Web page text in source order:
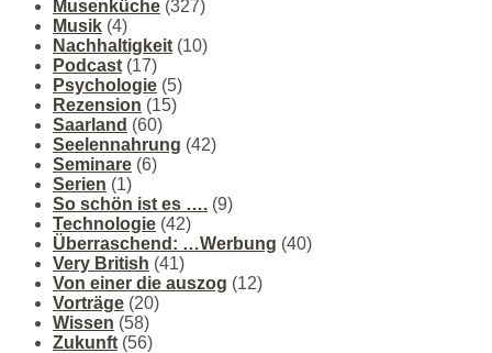
Musenküche (327)
Musik (4)
Nachhaltigkeit (10)
Podcast (17)
Psychologie (5)
Rezension (15)
Saarland (60)
Seelennahrung (42)
Seminare (6)
Serien (1)
So schön ist es …. (9)
Technologie (42)
Überraschend: …Werbung (40)
Very British (41)
Von einer die auszog (12)
Vorträge (20)
Wissen (58)
Zukunft (56)